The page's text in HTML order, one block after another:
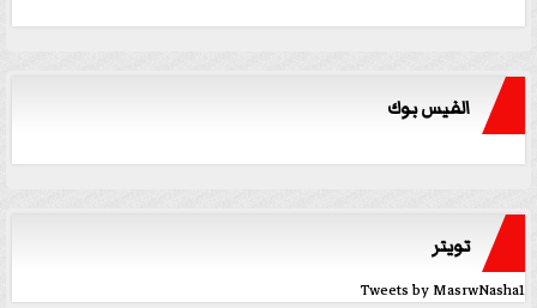
الفيس بوك
تويتر
Tweets by MasrwNasha1